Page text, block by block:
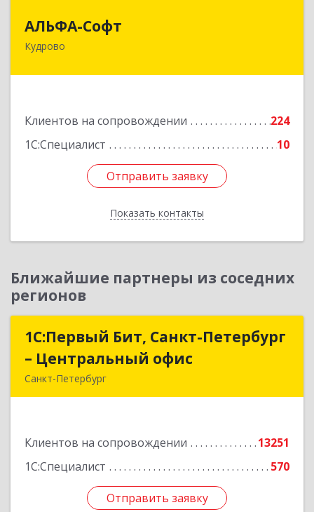
АЛЬФА-Софт
Кудрово
Клиентов на сопровождении
224
1С:Специалист
10
Отправить заявку
Показать контакты
188692, Ленинградская обл, Всеволожский м.р-
Подробнее
Отправить заявку
Назад
Ближайшие партнеры из соседних
регионов
1С:Первый Бит, Санкт-Петербург
– Центральный офис
Санкт-Петербург
Клиентов на сопровождении
13251
1С:Специалист
570
Отправить заявку
1С:Первый Бит, Санкт-Петербург
– Центральный офис
Отправить заявку